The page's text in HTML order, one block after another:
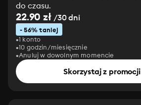
do czasu.
22.90 zł/30 dni
- 56% taniej
1 konto
10 godzin/miesięcznie
Anuluj w dowolnym momencie
Skorzystaj z promocji